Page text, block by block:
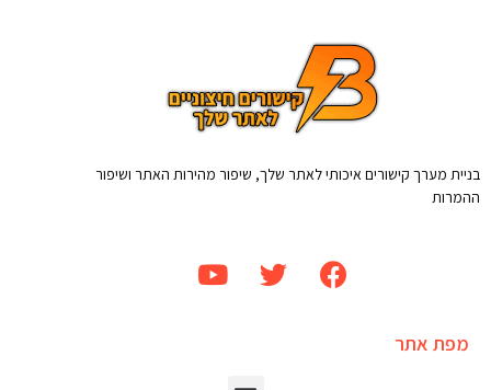
בניית מערך קישורים איכותי לאתר שלך, שיפור מהירות האתר ושיפור
ההמרות
מפת אתר